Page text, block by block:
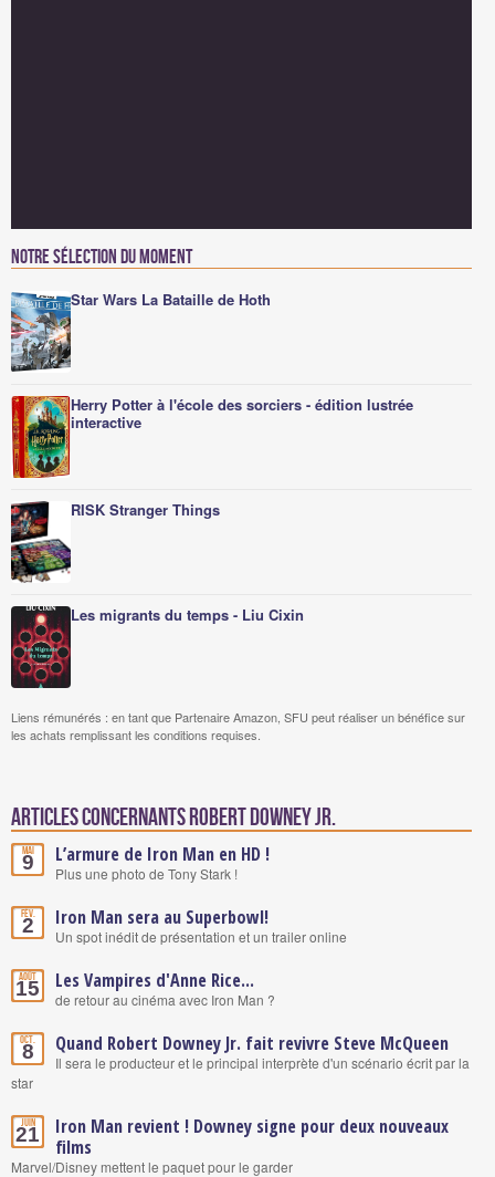
Notre sélection du moment
Star Wars La Bataille de Hoth
Herry Potter à l'école des sorciers - édition lustrée
interactive
RISK Stranger Things
Les migrants du temps - Liu Cixin
Liens rémunérés : en tant que Partenaire Amazon, SFU peut réaliser un bénéfice sur
les achats remplissant les conditions requises.
Articles concernants Robert Downey Jr.
Mai
9 L’armure de Iron Man en HD !
Plus une photo de Tony Stark !
Fév.
2 Iron Man sera au Superbowl!
Un spot inédit de présentation et un trailer online
Août
15 Les Vampires d'Anne Rice...
de retour au cinéma avec Iron Man ?
Oct.
8 Quand Robert Downey Jr. fait revivre Steve McQueen
Il sera le producteur et le principal interprète d'un scénario écrit par la
star
Juin
21
Iron Man revient ! Downey signe pour deux nouveaux
films
Marvel/Disney mettent le paquet pour le garder